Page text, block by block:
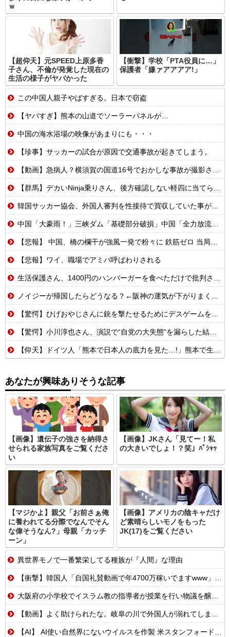
ｗ
【超仰天】元SPEED上原多香
子さん、不倫が発覚した現在の
生活の様子がヤバかった
【衝撃】学校「PTA役員に…」
保護者「嫌ァアアアア!」
この中国人親子やばすぎる。日本で窃盗
【ヤバすぎ】熊本の山道でソーラーパネルが…
中国の海水浴場の映像があまりにも・・・
【珍事】サッカーの試合が原因で交通事故が起きてしまう。
【動画】急病人？横須賀の国道16号でおかしな事故が撮影される。
【群馬】デカいNinja乗りさん、後方確認しない軽四に当てられてしまう。
韓国サッカー協会、外国人審判を性接待で買収していた事が判明
中国「大豪雨！」三峡ダム「基礎部分破損」中国「全力放流！」台風13号「中国上陸予測」台風15号「中国接近（画像」中国「台風同時上陸！（穀物生産が壊滅危機」→
【悲報】 中国、橋の欄干が強風一発で粉々に 鉄筋ゼロ 当局「接着剤でくっつけただけ」「正常で、品質問題はない」
【悲報】ワイ、職場でアミバ呼ばわりされる
生活保護さん、1400円のハンバーガーを食べただけで批判される
ノイジーが帰国したらどうなる？←阪神の運気が下がりまくるやろな
【驚愕】ひげおやじさんに銃を撃たせるためにデスゲームを開催するはりーシ
【驚愕】小川淳也さん、演説で“自党の大失態”を漏らした結果→党からブチギレられるwwwww
【仰天】ドイツ人「熊本で日本人の底力を見た…!」熊本で生まれて初めて震度7の大地震を経験したドイツ人。直後、日本人たちの行動に衝撃を受けてしまう…
あなたが興味ありそうな記事
【画像】遺伝子の強さを納得さ
せられる家族写真をご覧くださ
い
【画像】JKさん「見てー！私
の大きいでしょ！？笑」ﾊﾟｼｬｯ
【マジかよ】親父「お前さぁ俺
に養われてる分際でなんでそん
な偉そうなん?」母親「カッチ
ーン」
【画像】アメリカの陰キャだけ
ど素晴らしいモノをもった
JK(17)をご覧ください
異世界モノで一番繁栄してる種族が『人間』な理由
【衝撃】韓国人「自国礼賛動画で年4700万稼いでますwww」→海外の反応ch運営の秘密…
大阪府の小学校でイスラム教の指導者が授業を行い物議を醸す！ #大阪 #イスラム教 #モスク
【動画】よく助けられたな。岐阜の川で外国人が溺れてしまう事故。
【AI】 AI使い自然界にないウイルスを作製 米スタンフォード大学が成果発表